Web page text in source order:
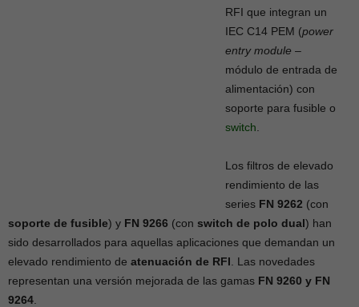
RFI que integran un
IEC C14 PEM (power
entry module –
módulo de entrada de
alimentación) con
soporte para fusible o
switch
Los filtros de elevado
rendimiento de las
series FN 9262 (con
soporte de fusible) y FN 9266 (con switch de polo dual) han
sido desarrollados para aquellas aplicaciones que demandan un
elevado rendimiento de atenuación de RFI . Las novedades
representan una versión mejorada de las gamas FN 9260 y FN
9264